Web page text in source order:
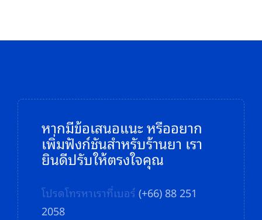
หากมีข้อเสนอแนะ หรืออยาก
เพิ่มฟังก์ชันสำหรับร้านยา เรา
ยินดีปรับให้ตรงใจคุณ
โปรดโทรหาเราที่เบอร์ (+66) 88 251
2058